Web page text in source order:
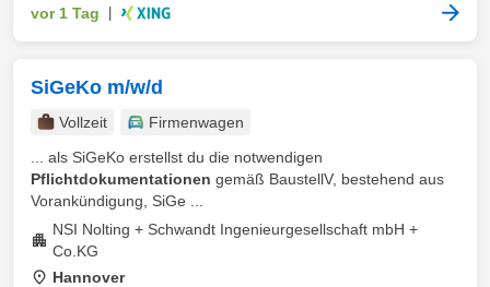
vor 1 Tag
SiGeKo m/w/d
Vollzeit
Firmenwagen
... als SiGeKo erstellst du die notwendigen
Pflichtdokumentationen gemäß BaustellV, bestehend aus
Vorankündigung, SiGe ...
NSI Nolting + Schwandt Ingenieurgesellschaft mbH +
Co.KG
Hannover